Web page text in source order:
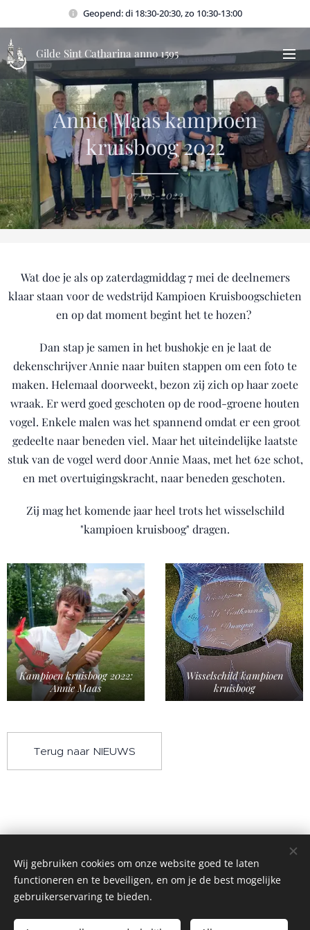
Geopend: di 18:30-20:30, zo 10:30-13:00
Gilde Sint Catharina anno 1595
Annie Maas kampioen
kruisboog 2022
07-05-2022
Wat doe je als op zaterdagmiddag 7 mei de deelnemers
klaar staan voor de wedstrijd Kampioen Kruisboogschieten
en op dat moment begint het te hozen?
Dan stap je samen in het bushokje en je laat de
dekenschrijver Annie naar buiten stappen om een foto te
maken. Helemaal doorweekt, bezon zij zich op haar zoete
wraak. Er werd goed geschoten op de rood-groene houten
vogel. Enkele malen was het spannend omdat er een groot
gedeelte naar beneden viel. Maar het uiteindelijke laatste
stuk van de vogel werd door Annie Maas, met het 62e schot,
en met overtuigingskracht, naar beneden geschoten.
Zij mag het komende jaar heel trots het wisselschild
"kampioen kruisboog" dragen.
Kampioen kruisboog 2022:
Annie Maas
Wisselschild kampioen
kruisboog
Terug naar NIEUWS
©2004 Alle rechten voorbehouden
~ Gilde Sint-Catharina Anno 1595 ~
Wij gebruiken cookies om onze website goed te laten
functioneren en te beveiligen, en om je de best mogelijke
gebruikerservaring te bieden.